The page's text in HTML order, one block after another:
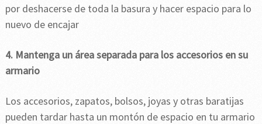
por deshacerse de toda la basura y hacer espacio para lo
nuevo de encajar
4. Mantenga un área separada para los accesorios en su
armario
Los accesorios, zapatos, bolsos, joyas y otras baratijas
pueden tardar hasta un montón de espacio en tu armario